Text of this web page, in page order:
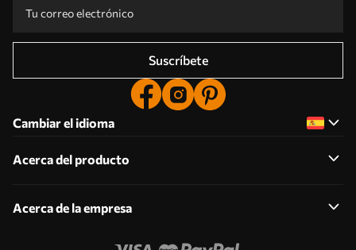
Suscríbete
Cambiar el idioma
Acerca del producto
Acerca de la empresa